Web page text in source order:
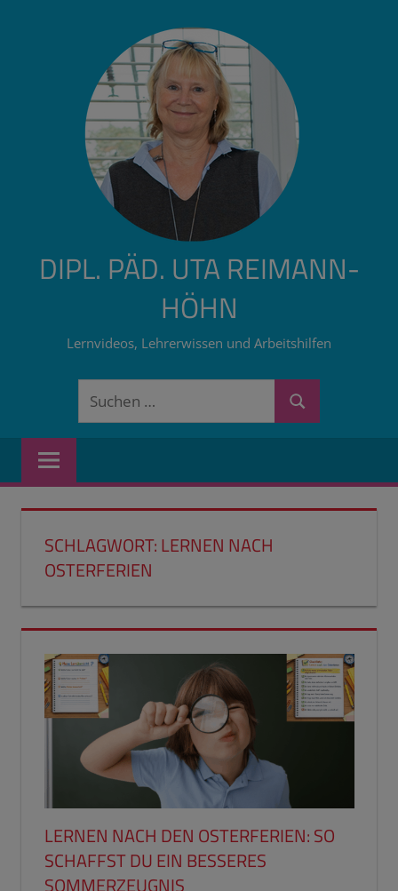
DIPL. PÄD. UTA REIMANN-
HÖHN
Lernvideos, Lehrerwissen und Arbeitshilfen
Suchen
Suchen
SCHLAGWORT:LERNEN NACH
OSTERFERIEN
LERNEN NACH DEN OSTERFERIEN: SO
SCHAFFST DU EIN BESSERES
SOMMERZEUGNIS